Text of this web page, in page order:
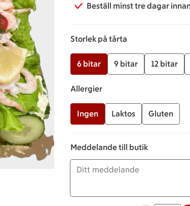
Beställ minst tre dagar
Storlek på tårta
6 bitar 9 bitar 12 bitar
Allergier
Ingen Laktos Gluten
Meddelande till butik